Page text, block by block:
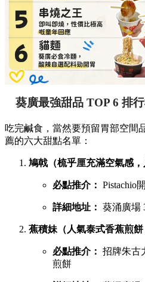
葵廣最強甜品 TOP 6 排
吃完鹹食，當然要預留胃部空間
薦的六大甜點名單：
鳩戟（梳乎厘充滿空氣感，
必點推介： Pistachio
詳細地址： 葵涌廣場
蕉積妹（人氣泰式香蕉煎餅
必點推介： 招牌朱古
煎餅